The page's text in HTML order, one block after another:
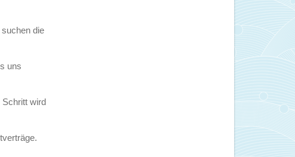
die
uns
wird